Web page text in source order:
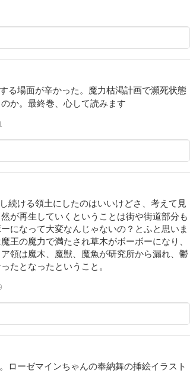
る場面が辛かった。魔力枯渇計画で瀕死状態
か。最終巻、心して読みます
続ける領土にしたのはいいけどさ、考えて見
が再生していくということは街や街道部分も
になって大変なんじゃないの？とふと思いま
王の魔力で満たされ草木がボーボーになり、
領は魔木、魔獣、魔魚が研究所から漏れ、鬱
たとなったということ。
ローゼマインちゃんの奉納舞の挿絵イラスト